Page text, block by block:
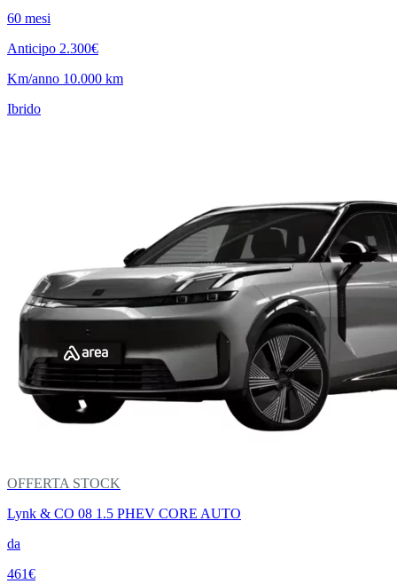
60 mesi
Anticipo 2.300€
Km/anno 10.000 km
Ibrido
OFFERTA STOCK
Lynk & CO 08 1.5 PHEV CORE AUTO
da
461€